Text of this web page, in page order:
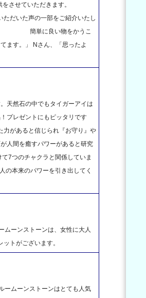
させていただきます。
だいた声の一部をご紹介いたし
が、 簡単に良い物をかうこ
ます。」 Nさん、「思ったよ
天然石の中でもタイガーアイは
プレゼントにもピッタリです
があると信じられ『お守り』や
人間を癒すパワーがあると研究
7つのチャクラと関係していま
の本来のパワーを引き出してく
ムーンストーンは、女性に大人
トがございます。
ームーンストーンはとても人気